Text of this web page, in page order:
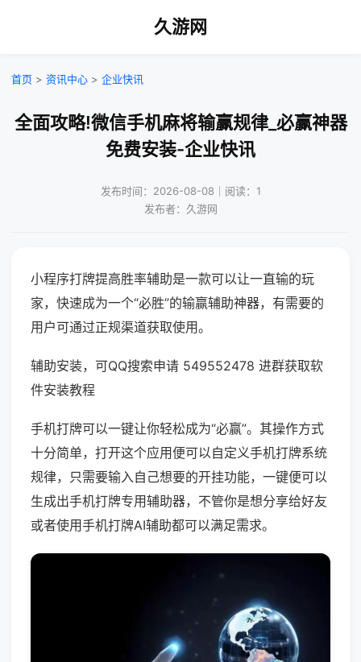
久游网
首页 > 资讯中心 > 企业快讯
全面攻略!微信手机麻将输赢规律_必赢神器
免费安装-企业快讯
发布时间：2026-08-08｜阅读：1
发布者：久游网
小程序打牌提高胜率辅助是一款可以让一直输的玩
家，快速成为一个“必胜”的输赢辅助神器，有需要的
用户可通过正规渠道获取使用。
辅助安装，可QQ搜索申请 549552478 进群获取软
件安装教程
手机打牌可以一键让你轻松成为“必赢”。其操作方式
十分简单，打开这个应用便可以自定义手机打牌系统
规律，只需要输入自己想要的开挂功能，一键便可以
生成出手机打牌专用辅助器，不管你是想分享给好友
或者使用手机打牌AI辅助都可以满足需求。